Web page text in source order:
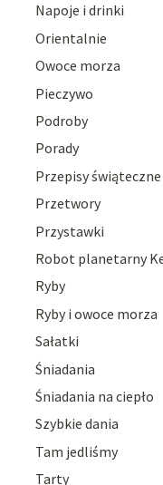
Napoje i drinki
Orientalnie
Owoce morza
Pieczywo
Podroby
Porady
Przepisy świąteczne
Przetwory
Przystawki
Robot planetarny
Ryby
Ryby i owoce morza
Sałatki
Śniadania
Śniadania na ciepło
Szybkie dania
Tam jedliśmy
Tarty